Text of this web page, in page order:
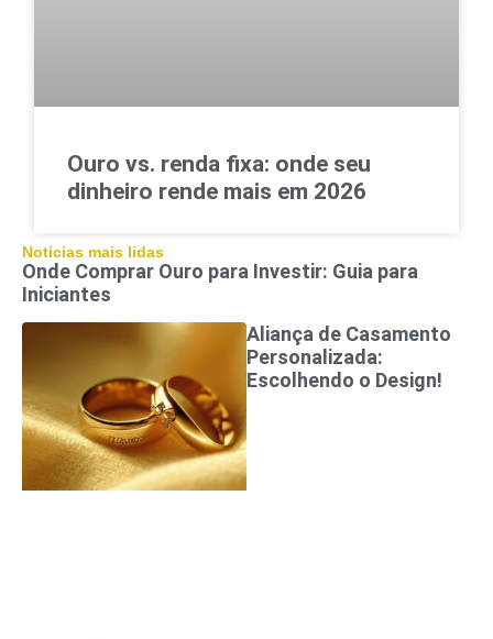
Ouro vs. renda fixa: onde seu
dinheiro rende mais em 2026
Noticias mais lidas
Onde Comprar Ouro para Investir: Guia para
Iniciantes
Aliança de Casamento
Personalizada:
Escolhendo o Design!